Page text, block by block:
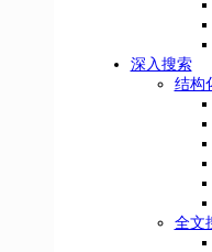
深入搜索
结构
全文